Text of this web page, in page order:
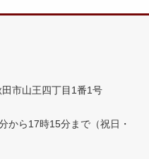
市山王四丁目1番1号
から17時15分まで （祝日・